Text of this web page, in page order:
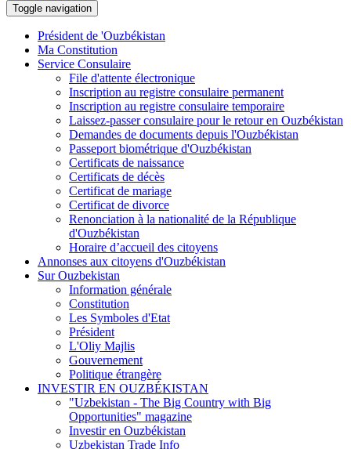
Toggle navigation
Président de 'Ouzbékistan
Ma Constitution
Service Consulaire
File d'attente électronique
Inscription au registre consulaire permanent
Inscription au registre consulaire temporaire
Laissez-passer consulaire pour le retour en Ouzbékistan
Demandes de documents depuis l'Ouzbékistan
Passeport biométrique d'Ouzbékistan
Certificats de naissance
Certificats de décès
Certificat de mariage
Certificat de divorce
Renonciation à la nationalité de la République
d'Ouzbékistan
Horaire d’accueil des citoyens
Annonses aux citoyens d'Ouzbékistan
Sur Ouzbekistan
Information générale
Constitution
Les Symboles d'Etat
Président
L'Oliy Majlis
Gouvernement
Politique étrangère
INVESTIR EN OUZBÉKISTAN
"Uzbekistan - The Big Country with Big
Opportunities" magazine
Investir en Ouzbékistan
Uzbekistan Trade Info